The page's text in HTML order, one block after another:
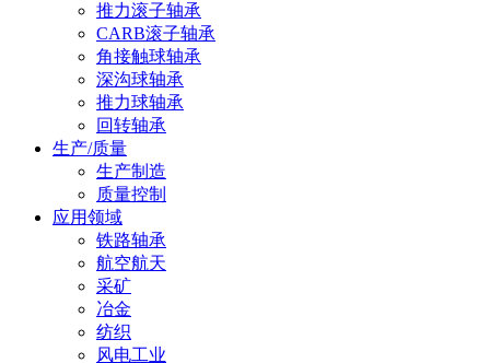
推力滚子轴承
CARB滚子轴承
角接触球轴承
深沟球轴承
推力球轴承
回转轴承
生产/质量
生产制造
质量控制
应用领域
铁路轴承
航空航天
采矿
冶金
纺织
风电工业